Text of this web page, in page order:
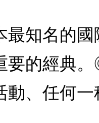
知名的
要的經典
、任何一